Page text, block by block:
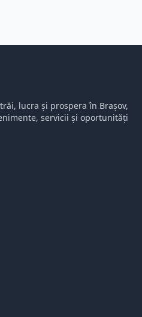
lucra și prospera în Brașov,
servicii și oportunități